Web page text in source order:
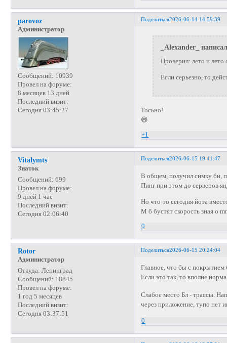
Поделиться2026-06-14 14:59:39
parovoz
Администратор
Сообщений: 10939
Провел на форуме:
8 месяцев 13 дней
Последний визит:
Сегодня 03:45:27
_Alexander_
Проверил: лето и лето
Если серьезно, то
Тосьно!
😅
+1
Поделиться2026-06-15 19:41:47
Vitalymts
Знаток
Сообщений: 699
Провел на форуме:
9 дней 1 час
Последний визит:
Сегодня 02:06:40
В общем, получил симку би,
Пинг при этом до серверов
Но что-то сегодня йота
М б бустят скорость зная о
0
Поделиться2026-06-15 20:24:04
Rotor
Администратор
Откуда: Ленинград
Сообщений: 18845
Провел на форуме:
1 год 5 месяцев
Последний визит:
Сегодня 03:37:51
Главное, что бы с покрытием
Если это так, то вполне
Слабое место Бл - трассы.
через приложение, тупо нет
0